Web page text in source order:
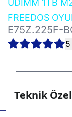
UDIMM 1TB
FREEDOS
E75Z.225F-
Teknik